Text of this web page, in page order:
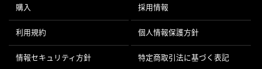
購入 採用情報
利用規約 個人情報保護方針
情報セキュリティ方針 特定商取引法に基づく表記